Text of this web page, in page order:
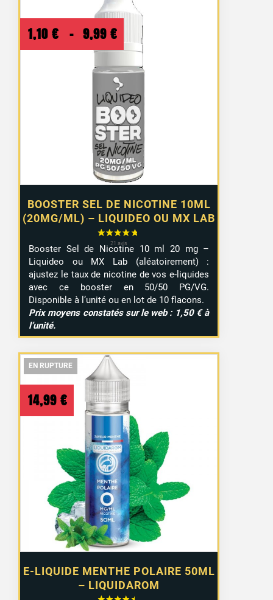
BOOSTER SEL DE NICOTINE 10ML
(20MG/ML) – LIQUIDEO OU MX LAB
1,10 € – 9,99 €
Plage
de
prix :
1,10 €
à
9,99 €
Booster Sel de Nicotine 10 ml 20 mg –
Liquideo ou MX Lab (aléatoirement) :
ajustez le taux de nicotine de vos e-liquides
avec ce booster en 50/50 PG/VG.
Disponible à l’unité ou en lot de 10 flacons.
Prix moyens constatés sur le web : 1,50 € à
l’unité.
EN RUPTURE
EN RUPTURE
E-LIQUIDE MENTHE POLAIRE 50ML
– LIQUIDAROM
14,99 €
EN RUPTURE